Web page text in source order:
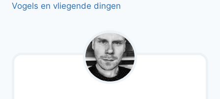
Vogels en vliegende dingen